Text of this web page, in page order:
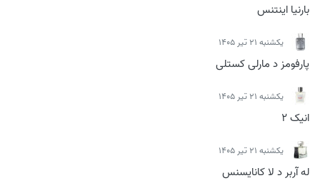
بارنیا اینتنس
يكشنبه 21 تیر 1405
پارفومز د مارلی کستلی
يكشنبه 21 تیر 1405
انیک 2
يكشنبه 21 تیر 1405
له آربر د لا کانایسنس